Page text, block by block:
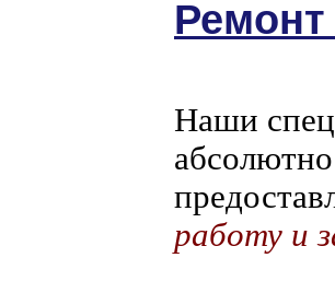
Наши
работу и